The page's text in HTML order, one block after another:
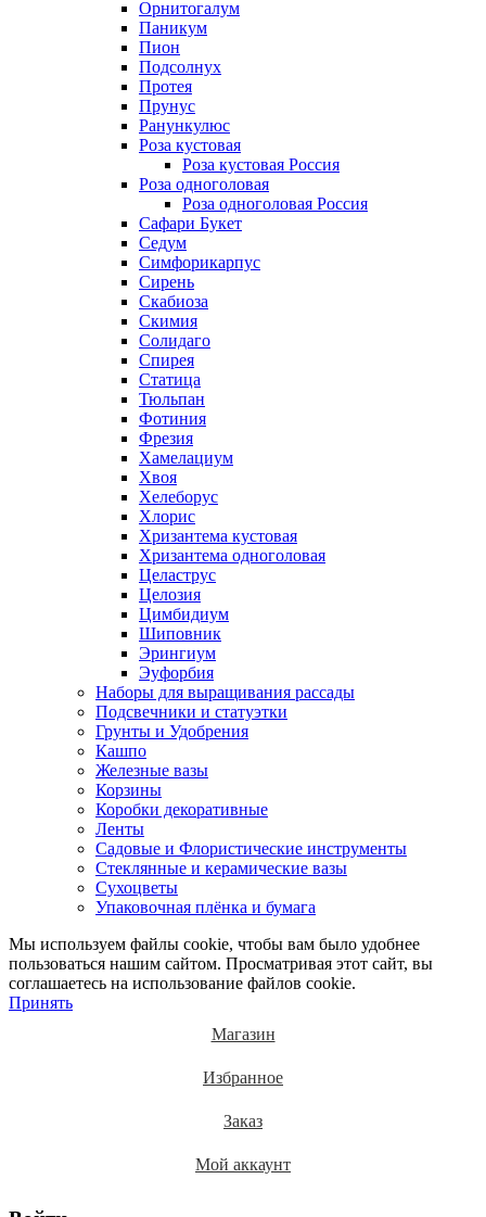
Орнитогалум
Паникум
Пион
Подсолнух
Протея
Прунус
Ранункулюс
Роза кустовая
Роза кустовая Россия
Роза одноголовая
Роза одноголовая Россия
Сафари Букет
Седум
Симфорикарпус
Сирень
Скабиоза
Скимия
Солидаго
Спирея
Статица
Тюльпан
Фотиния
Фрезия
Хамелациум
Хвоя
Хелеборус
Хлорис
Хризантема кустовая
Хризантема одноголовая
Целаструс
Целозия
Цимбидиум
Шиповник
Эрингиум
Эуфорбия
Наборы для выращивания рассады
Подсвечники и статуэтки
Грунты и Удобрения
Кашпо
Железные вазы
Корзины
Коробки декоративные
Ленты
Садовые и Флористические инструменты
Стеклянные и керамические вазы
Сухоцветы
Упаковочная плёнка и бумага
Мы используем файлы cookie, чтобы вам было удобнее
пользоваться нашим сайтом. Просматривая этот сайт, вы
соглашаетесь на использование файлов cookie.
Принять
Магазин
Избранное
Заказ
Мой аккаунт